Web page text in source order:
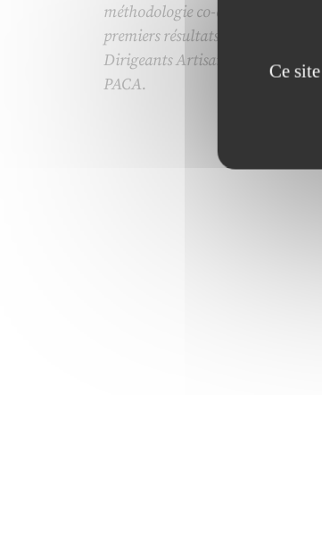
méthodologie co-construite et les
premiers résultats du Club de
Dirigeants Artisans de la Région
PACA.
Ce